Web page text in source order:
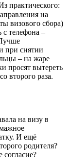
практического:
на
визового сбора)
с телефона –
при снятии
– на жаре
просят вытереть
второго раза.
на визу в
И ещё
родителя?
согласие?